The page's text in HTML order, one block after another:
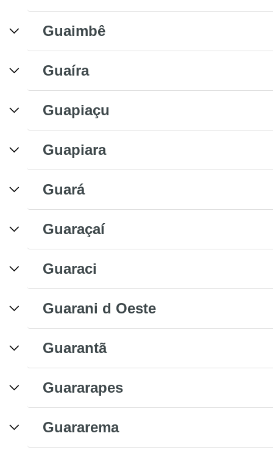
Guaimbê
Guaíra
Guapiaçu
Guapiara
Guará
Guaraçaí
Guaraci
Guarani d Oeste
Guarantã
Guararapes
Guararema